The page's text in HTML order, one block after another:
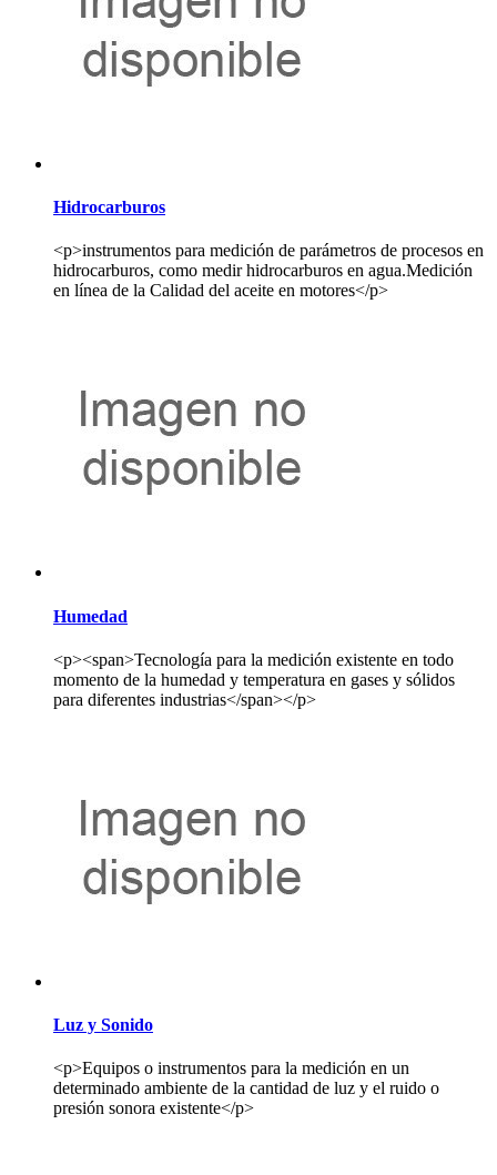
Hidrocarburos
<p>instrumentos para medición de parámetros de procesos en
hidrocarburos, como medir hidrocarburos en agua.Medición
en línea de la Calidad del aceite en motores</p>
Humedad
<p><span>Tecnología para la medición existente en todo
momento de la humedad y temperatura en gases y sólidos
para diferentes industrias</span></p>
Luz y Sonido
<p>Equipos o instrumentos para la medición en un
determinado ambiente de la cantidad de luz y el ruido o
presión sonora existente</p>